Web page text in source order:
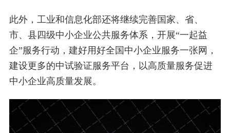
此外，工业和信息化部还将继续完善国家、省、
市、县四级中小企业公共服务体系，开展“一起益
企”服务行动，建好用好全国中小企业服务一张网，
建设更多的中试验证服务平台，以高质量服务促进
中小企业高质量发展。